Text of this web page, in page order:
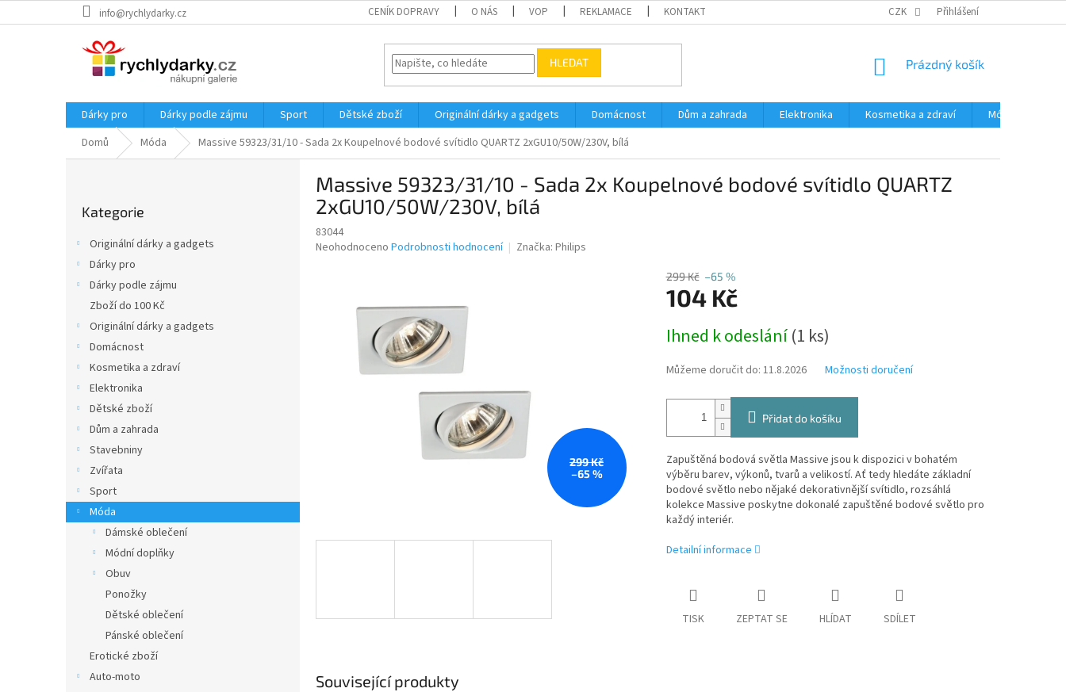
na
info@rychlydarky.cz CENÍK DOPRAVY O NÁS VOP REKLAMACE KONTAKT PODMÍNKY OCHRANY OSOBNÍCH ÚDAJŮ ČASTÉ DOTAZY A
CZK Přihlášení
HLEDAT
NÁKUPNÍ
Prázdný košík
Dárky pro Dárky podle zájmu Sport Dětské zboží Originální dárky a gadgets Domácnost Dům a zahrada Elektronika Kosmetika a zdraví Móda
Domů
Móda Massive 59323/31/10 - Sada 2x Koupelnové bodové svítidlo QUARTZ 2xGU10/50W/230V, bílá
kategorie
Kategorie
Originální dárky a gadgets
Dárky pro
Dárky podle zájmu
Zboží do 100 Kč
Originální dárky a gadgets
Domácnost
Kosmetika a zdraví
Elektronika
Dětské zboží
Dům a zahrada
Stavebniny
Zvířata
Sport
Móda
Dámské oblečení
Módní doplňky
Obuv
Ponožky
Dětské oblečení
Pánské oblečení
Erotické zboží
Auto-moto
Massive 59323/31/10 - Sada 2x Koupelnové bodové svítidlo QUARTZ
2xGU10/50W/230V, bílá
83044
Průměrné
Neohodnoceno Podrobnosti hodnocení Značka: Philips
299 Kč
–65 %
299 Kč –65 %
104 Kč
cena:
Ihned k odeslání(1 ks)
Můžeme doručit do: 11.8.2026 Možnosti doručení
Přidat do košíku
Zapuštěná bodová světla Massive jsou k dispozici v bohatém
výběru barev, výkonů, tvarů a velikostí. Ať tedy hledáte základní
bodové světlo nebo nějaké dekorativnější svítidlo, rozsáhlá
kolekce Massive poskytne dokonalé zapuštěné bodové světlo pro
každý interiér.
Detailní informace
TISK ZEPTAT SE HLÍDAT SDÍLET
Související produkty